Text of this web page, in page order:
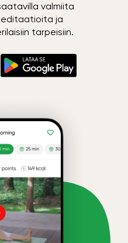
valmiita
ja
tarpeisiin.